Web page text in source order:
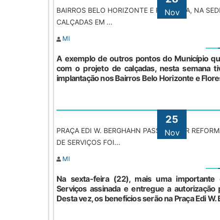
Nov
BAIRROS BELO HORIZONTE E FLORESTA, NA
CALÇADAS EM ...
MI
A exemplo de outros pontos do Município
com o projeto de calçadas, nesta semana
implantação nos Bairros Belo Horizonte e
25
Nov
PRAÇA EDI W. BERGHAHN PASSARÁ POR
DE SERVIÇOS FOI...
MI
Na sexta-feira (22), mais uma
Serviços assinada e entregue a autorização
Desta vez, os benefícios serão na Praça Edi W.